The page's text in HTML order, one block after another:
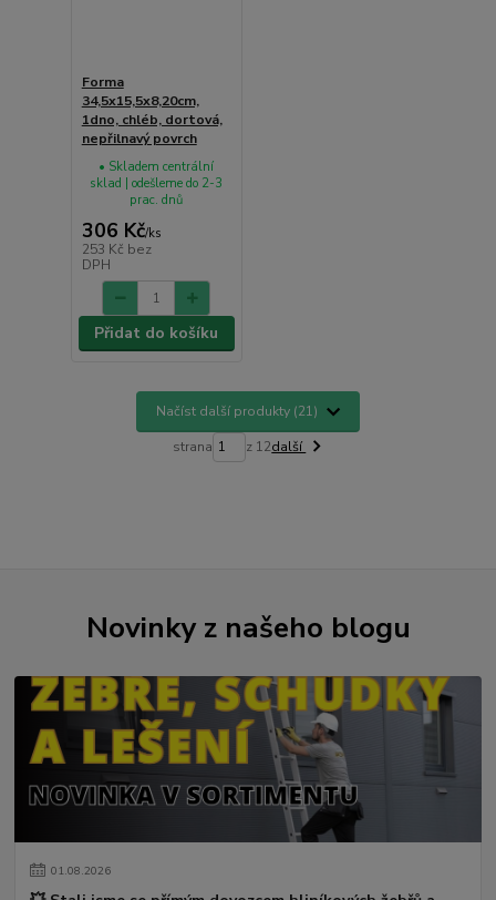
Forma
34,5x15,5x8,20cm,
1dno, chléb, dortová,
nepřilnavý povrch
306 Kč/ks
253 Kč bez
DPH
• Skladem centrální
sklad | odešleme do 2-3
prac. dnů
Přidat do košíku
Načíst další produkty (21)
strana z 12další
Novinky z našeho blogu
01.08.2026